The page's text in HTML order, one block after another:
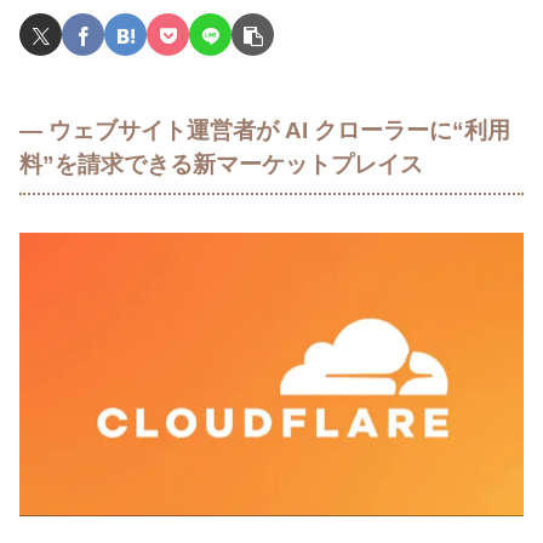
― ウェブサイト運営者が AI クローラーに“利用
料”を請求できる新マーケットプレイス